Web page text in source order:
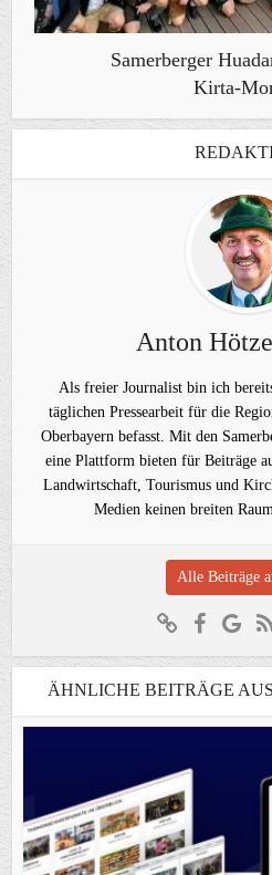
Samerberger
Kirta-
Anton
Als freier Journalist bin ich
täglichen Pressearbeit für die
Oberbayern befasst. Mit den
eine Plattform bieten für Beiträge
Landwirtschaft, Tourismus und
Medien keinen breiten
Alle Beiträge
ÄHNLICHE BEITRÄGE